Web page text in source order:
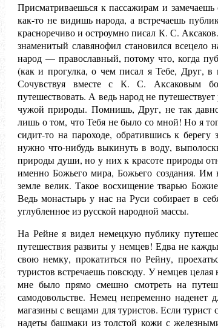
Присматриваешься к пассажирам и
как-то не видишь народа, а встречаешь
красноречиво и остроумно писал К. С.
знаменитый славянофил становился всецело
народ — православный, потому что, когда
(как и прогулка, о чем писал я Тебе, Друг,
Сочувствуя вместе с К. С. Аксаковым
путешествовать. А ведь народ не
чужой природы. Помнишь, Друг, не так
лишь о том, что Тебя не было со мной! Но я
сидит-то на пароходе, обратившись к берегу
нужно что-нибудь выкинуть в воду,
природы души, но у них к красоте природы
именно Божьего мира, Божьего создания.
земле велик. Такое восхищение тварью
Ведь монастырь у нас на Руси собирает в
углубленное из русской народной массы.
На Рейне я видел немецкую публику
путешествия развиты у немцев! Едва не
свою немку, прокатиться по Рейну,
туристов встречаешь повсюду. У немцев
мне было прямо смешно смотреть на
самодовольстве. Немец непременно наденет
магазины с вещами для туристов. Если турист
надеты башмаки из толстой кожи с